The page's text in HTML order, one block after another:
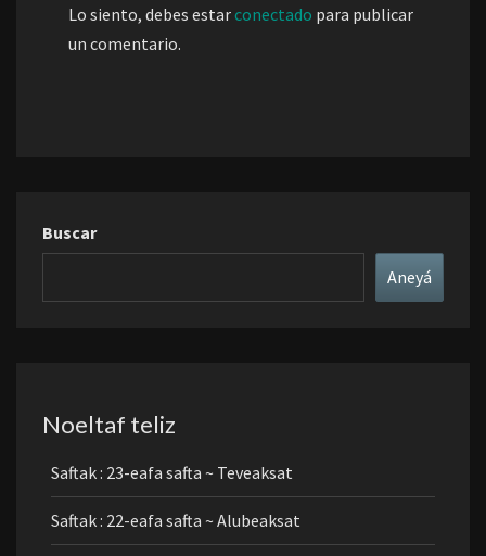
Lo siento, debes estarconectado para publicar
un comentario.
Buscar
Aneyá
Noeltaf teliz
Saftak : 23-eafa safta ~ Teveaksat
Saftak : 22-eafa safta ~ Alubeaksat